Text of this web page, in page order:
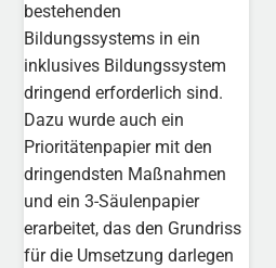
bestehenden
Bildungssystems in ein
inklusives Bildungssystem
dringend erforderlich sind.
Dazu wurde auch ein
Prioritätenpapier mit den
dringendsten Maßnahmen
und ein 3-Säulenpapier
erarbeitet, das den Grundriss
für die Umsetzung darlegen